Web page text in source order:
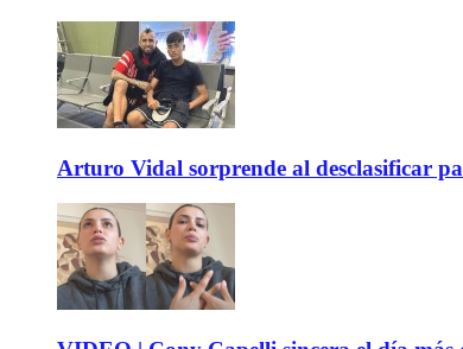
Arturo Vidal sorprende al desclasificar